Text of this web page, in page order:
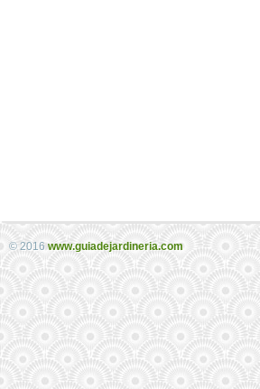
© 2016 www.guiadejardineria.com